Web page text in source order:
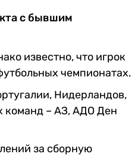
с бывшим
известно, что игрок
чемпионатах.
Нидерландов,
команд – АЗ, АДО Ден
за сборную